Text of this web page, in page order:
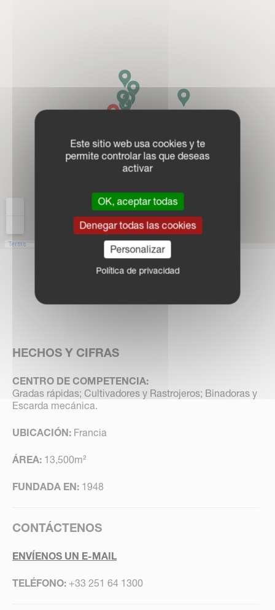
HECHOS Y CIFRAS
CENTRO DE COMPETENCIA:
Gradas rápidas; Cultivadores y Rastrojeros; Binadoras y
Escarda mecánica.
UBICACIÓN: Francia
ÁREA: 13,500m²
FUNDADA EN: 1948
CONTÁCTENOS
ENVÍENOS UN E-MAIL
TELÉFONO: +33 251 64 1300
Este sitio web usa cookies y te
permite controlar las que deseas
activar
OK, aceptar todas
Denegar todas las cookies
Personalizar
Política de privacidad